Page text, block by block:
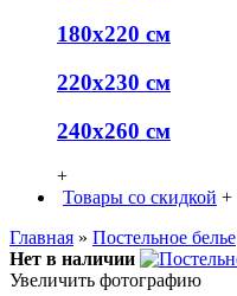
180х220 см
220х230 см
240х260 см
+
Товары со скидкой +
Главная » Постельное белье
Нет в наличии
Увеличить фотографию